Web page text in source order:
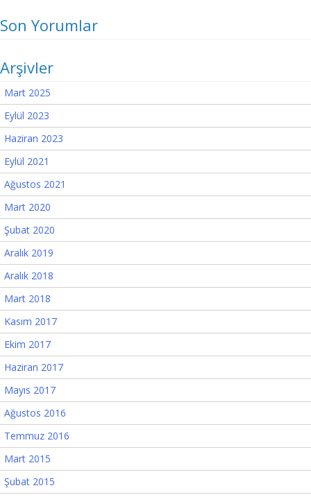
Son Yorumlar
Arşivler
Mart 2025
Eylül 2023
Haziran 2023
Eylül 2021
Ağustos 2021
Mart 2020
Şubat 2020
Aralık 2019
Aralık 2018
Mart 2018
Kasım 2017
Ekim 2017
Haziran 2017
Mayıs 2017
Ağustos 2016
Temmuz 2016
Mart 2015
Şubat 2015